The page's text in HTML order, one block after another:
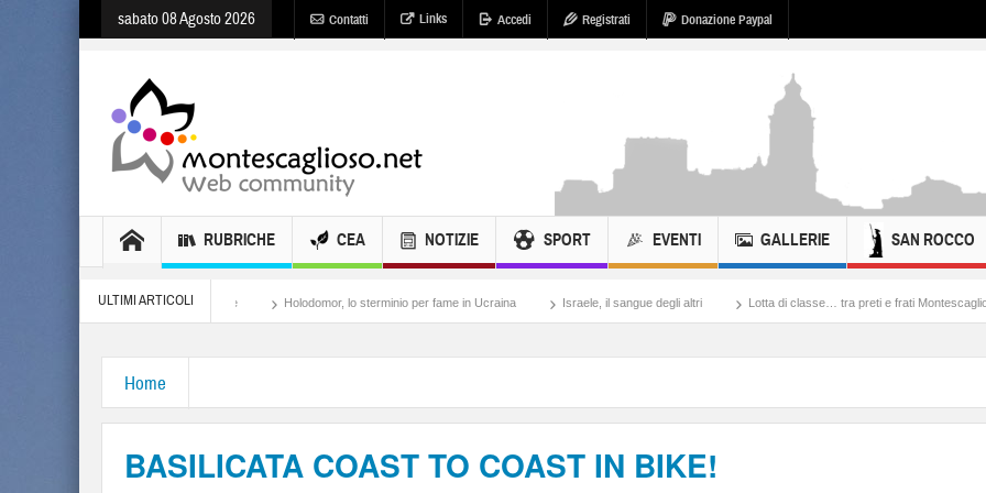
sabato 08 Agosto 2026 Contatti Links Accedi Registrati Donazione Paypal
RUBRICHE CEA NOTIZIE SPORT EVENTI GALLERIE SAN ROCCO
ULTIMI ARTICOLI
Meloni, il lamento al potere Holodomor, lo sterminio per fame in Ucraina Israele, il sangue degli altri Lotta di classe… tra preti e frati Montescaglioso
Home
BASILICATA COAST TO COAST IN BIKE!